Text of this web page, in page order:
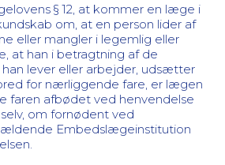
§ 12, at kommer en læge i
om, at en person lider af
eller mangler i legemlig eller
at han i betragtning af de
lever eller arbejder, udsætter
for nærliggende fare, er lægen
faren afbødet ved henvendelse
om fornødent ved
Embedslægeinstitution